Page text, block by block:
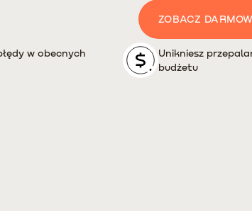
ZOBACZ
w obecnych
Unikniesz
budżetu